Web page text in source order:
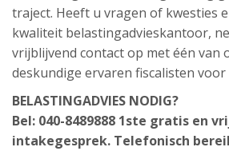
traject. Heeft u vragen of kwesties
kwaliteit belastingadvieskantoor,
vrijblijvend contact op met één van
deskundige ervaren fiscalisten
BELASTINGADVIES NODIG?
Bel: 040-8489888 1ste gratis en
intakegesprek. Telefonisch